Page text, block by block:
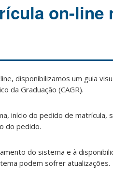
on-line
disponibilizamos um guia
da Graduação (CAGR).
início do pedido de matrícula,
do pedido.
do sistema e à
podem sofrer atualizações.